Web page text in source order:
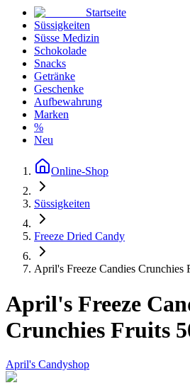
Startseite
Süssigkeiten
Süsse Medizin
Schokolade
Snacks
Getränke
Geschenke
Aufbewahrung
Marken
%
Neu
Online-Shop
Süssigkeiten
Freeze Dried Candy
April's Freeze Candies Crunchies
April's Freeze
Crunchies Fruits
April's Candyshop